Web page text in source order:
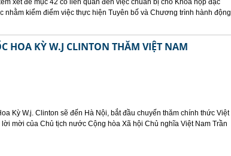
xét đề mục 42 có liên quan đến việc chuẩn bị cho Khóa họp đặc
nhằm kiểm điểm việc thực hiện Tuyên bố và Chương trình hành động
HOA KỲ W.J CLINTON THĂM VIỆT NAM
Kỳ W.j. Clinton sẽ đến Hà Nội, bắt đầu chuyến thăm chính thức Việt
mời của Chủ tịch nước Cộng hòa Xã hội Chủ nghĩa Việt Nam Trần